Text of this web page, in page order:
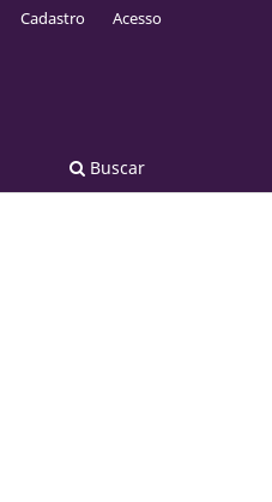
Buscar
Cadastro Acesso